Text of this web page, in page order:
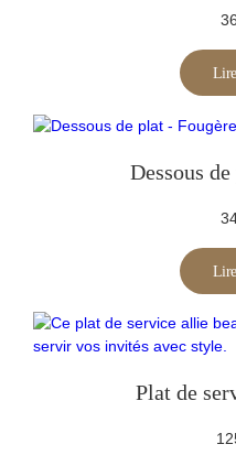
Dessous
Plat de